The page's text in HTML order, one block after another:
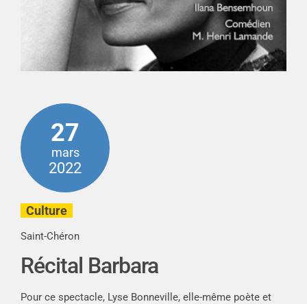
27
mars
2022
Culture
Saint-Chéron
Récital Barbara
Pour ce spectacle, Lyse Bonneville, elle-même poète et